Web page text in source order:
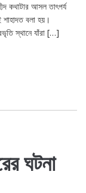
কথাটার আসল তাৎপর্য
বলা হয়।
স্থানে যাঁরা […]
ঘটনা